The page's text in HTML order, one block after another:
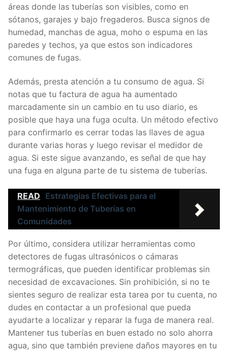
áreas donde las tuberías son visibles, como en
sótanos, garajes y bajo fregaderos. Busca signos de
humedad, manchas de agua, moho o espuma en las
paredes y techos, ya que estos son indicadores
comunes de fugas.
Además, presta atención a tu consumo de agua. Si
notas que tu factura de agua ha aumentado
marcadamente sin un cambio en tu uso diario, es
posible que haya una fuga oculta. Un método efectivo
para confirmarlo es cerrar todas las llaves de agua
durante varias horas y luego revisar el medidor de
agua. Si este sigue avanzando, es señal de que hay
una fuga en alguna parte de tu sistema de tuberías.
READ Estrategias Efectivas para el
Mantenimiento de Tuberías en
Comunidades
Por último, considera utilizar herramientas como
detectores de fugas ultrasónicos o cámaras
termográficas, que pueden identificar problemas sin
necesidad de excavaciones. Sin prohibición, si no te
sientes seguro de realizar esta tarea por tu cuenta, no
dudes en contactar a un profesional que pueda
ayudarte a localizar y reparar la fuga de manera real.
Mantener tus tuberías en buen estado no solo ahorra
agua, sino que también previene daños mayores en tu